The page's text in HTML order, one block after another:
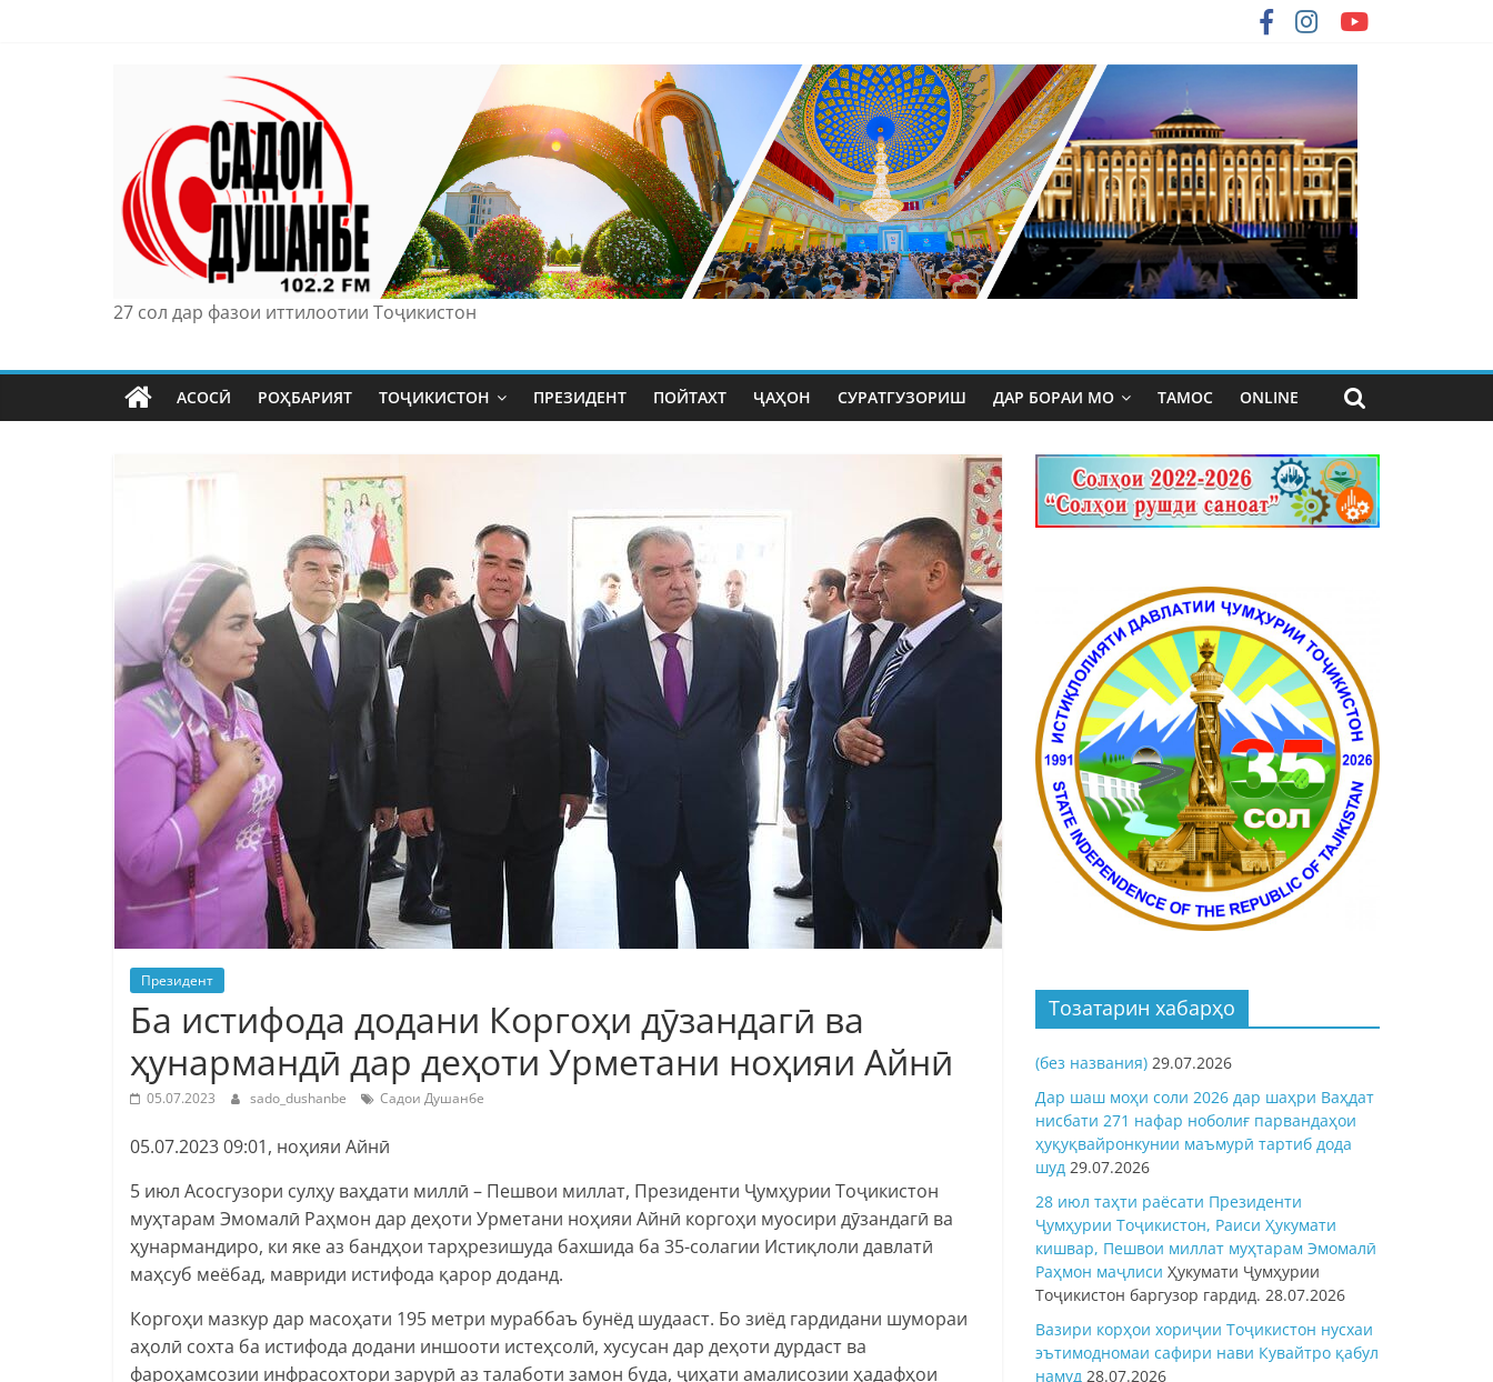
27 сол дар фазои иттилоотии Тоҷикистон
АСОСӢ РОҲБАРИЯТ ТОҶИКИСТОН ПРЕЗИДЕНТ ПОЙТАХТ ҶАҲОН СУРАТГУЗОРИШ ДАР БОРАИ МО ТАМОС ONLINE
Президент
Ба истифода додани Коргоҳи дӯзандагӣ ва
ҳунармандӣ дар деҳоти Урметани ноҳияи Айнӣ
05.07.2023 sado_dushanbe Садои Душанбе
05.07.2023 09:01, ноҳияи Айнӣ
5 июл Асосгузори сулҳу ваҳдати миллӣ – Пешвои миллат, Президенти Ҷумҳурии Тоҷикистон
муҳтарам Эмомалӣ Раҳмон дар деҳоти Урметани ноҳияи Айнӣ коргоҳи муосири дӯзандагӣ ва
ҳунармандиро, ки яке аз бандҳои тарҳрезишуда бахшида ба 35-солагии Истиқлоли давлатӣ
маҳсуб меёбад, мавриди истифода қарор доданд.
Коргоҳи мазкур дар масоҳати 195 метри мураббаъ бунёд шудааст. Бо зиёд гардидани шумораи
аҳолӣ сохта ба истифода додани иншооти истеҳсолӣ, хусусан дар деҳоти дурдаст ва
фароҳамсозии инфрасохтори зарурӣ аз талаботи замон буда, ҷиҳати амалисозии ҳадафҳои
Тозатарин хабарҳо
(без названия) 29.07.2026
Дар шаш моҳи соли 2026 дар шаҳри Ваҳдат
нисбати 271 нафар ноболиғ парвандаҳои
ҳуқуқвайронкунии маъмурӣ тартиб дода
шуд 29.07.2026
28 июл таҳти раёсати Президенти
Ҷумҳурии Тоҷикистон, Раиси Ҳукумати
кишвар, Пешвои миллат муҳтарам Эмомалӣ
Раҳмон маҷлиси Ҳукумати Ҷумҳурии
Тоҷикистон баргузор гардид. 28.07.2026
Вазири корҳои хориҷии Тоҷикистон нусхаи
эътимодномаи сафири нави Кувайтро қабул
намуд 28.07.2026